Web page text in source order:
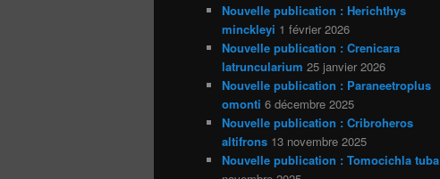
Nouvelle publication : Herichthys
minckleyi 1 février 2026
Nouvelle publication : Crenicara
latruncularium 25 janvier 2026
Nouvelle publication : Paraneetroplus
omonti 6 décembre 2025
Nouvelle publication : Cribroheros
altifrons 13 novembre 2025
Nouvelle publication : Tomocichla tuba